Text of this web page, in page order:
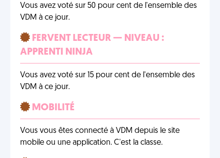
Vous avez voté sur 50 pour cent de l'ensemble des
VDM à ce jour.
FERVENT LECTEUR — NIVEAU :
APPRENTI NINJA
Vous avez voté sur 15 pour cent de l'ensemble des
VDM à ce jour.
MOBILITÉ
Vous vous êtes connecté à VDM depuis le site
mobile ou une application. C'est la classe.